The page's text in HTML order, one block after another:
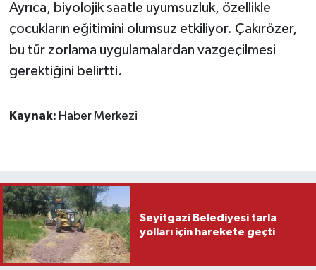
Ayrıca, biyolojik saatle uyumsuzluk, özellikle
çocukların eğitimini olumsuz etkiliyor. Çakırözer,
bu tür zorlama uygulamalardan vazgeçilmesi
gerektiğini belirtti.
Kaynak: Haber Merkezi
Seyitgazi Belediyesi tarla
yolları için harekete geçti